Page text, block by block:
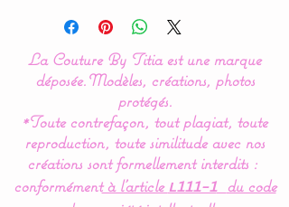
Couture By Titia
Le tour de Lit est composé
de 3 coussins ( 60 x 45 cm)
: 1 pour la tête de lit et 2
autres pour les côtés.
La Couture By Titia est une marque
déposée.Modèles, créations, photos
protégés.
*Toute contrefaçon, tout plagiat, toute
reproduction, toute similitude avec nos
créations sont formellement interdits :
conformémentà l’article L111-1
du code